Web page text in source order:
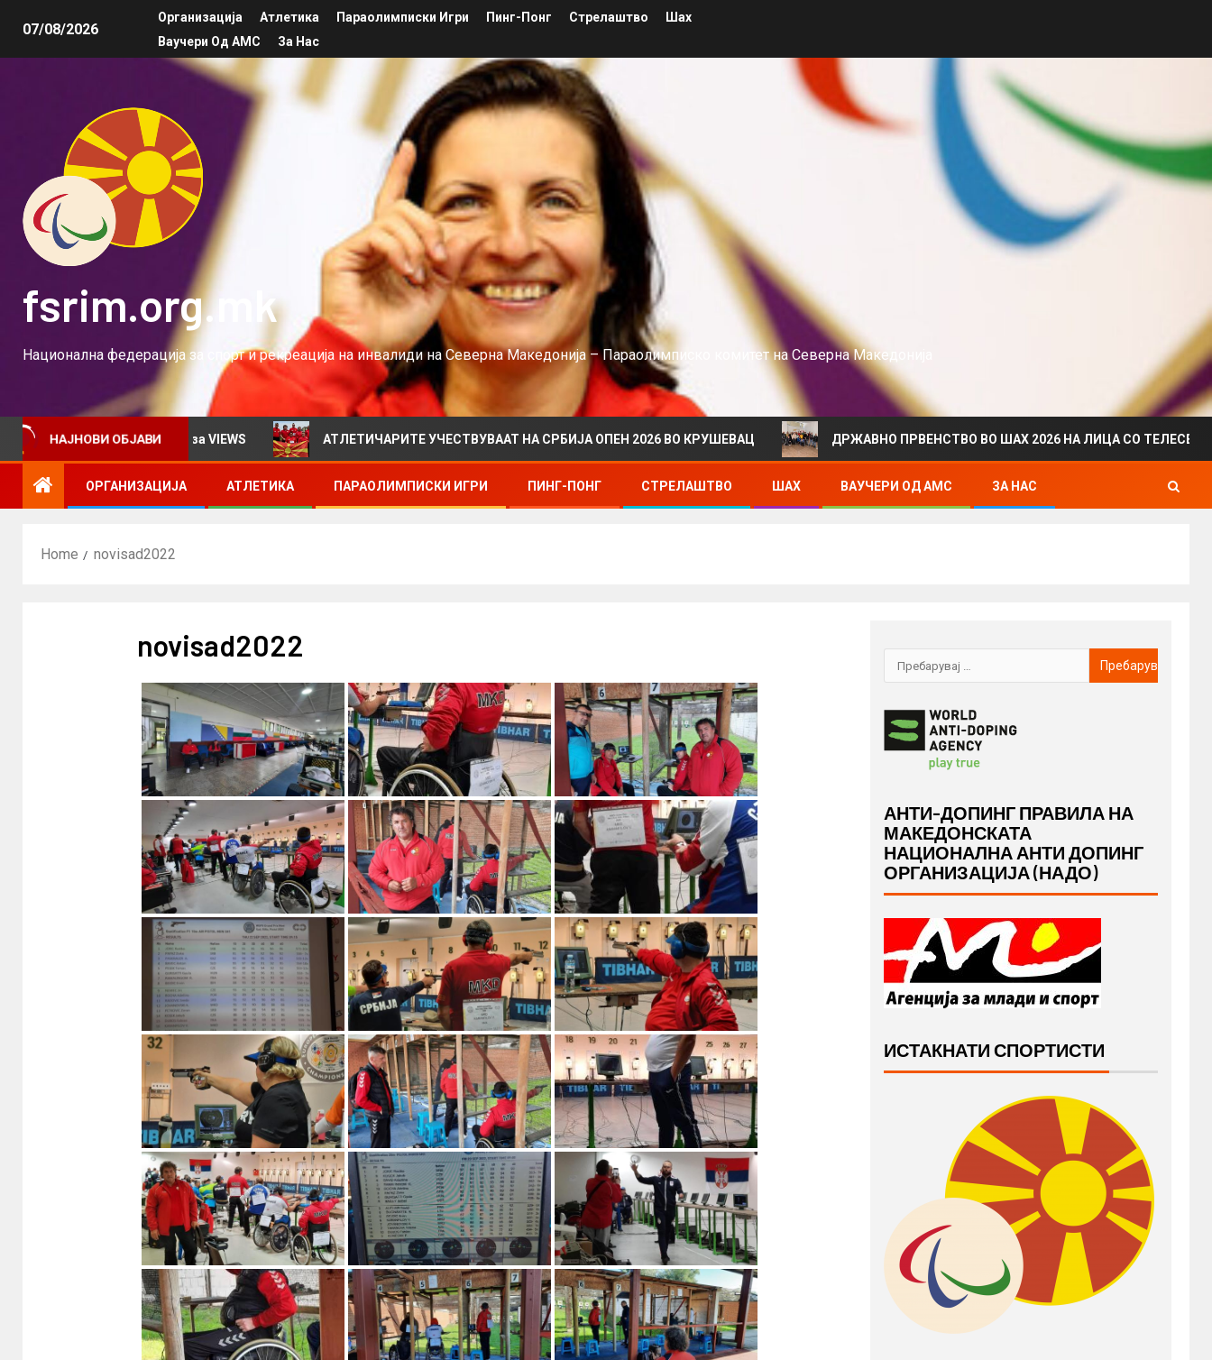
07/08/2026
Организација Атлетика Параолимписки Игри Пинг-Понг Стрелаштво
Шах
Ваучери Од АМС
За Нас
fsrim.org.mk
Национална федерација за спорт и рекреација на инвалиди на Северна Македонија – Параолимписко комитет на Северна Македонија
НАЈНОВИ ОБЈАВИ
билтен за VIEWS АТЛЕТИЧАРИТЕ УЧЕСТВУВААТ НА СРБИЈА ОПЕН 2026 ВО КРУШЕВАЦ ДРЖАВНО ПРВЕНСТВО ВО ШАХ 2026 НА ЛИЦА СО ТЕЛЕСЕН
ОРГАНИЗАЦИЈА АТЛЕТИКА ПАРАОЛИМПИСКИ ИГРИ ПИНГ-ПОНГ СТРЕЛАШТВО ШАХ ВАУЧЕРИ ОД АМС ЗА НАС
Home novisad2022
novisad2022
АНТИ-ДОПИНГ ПРАВИЛА НА
МАКЕДОНСКАТА
НАЦИОНАЛНА АНТИ ДОПИНГ
ОРГАНИЗАЦИЈА (НАДО)
ИСТАКНАТИ СПОРТИСТИ